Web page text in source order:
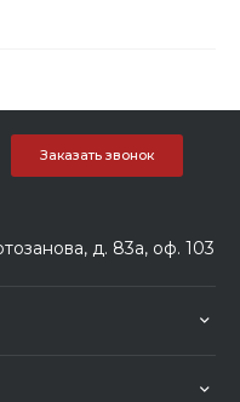
Заказать звонок
д. 83а, оф. 103